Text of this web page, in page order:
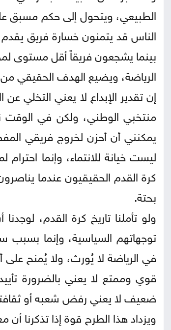
الطبيعي، ويتحول إلى حكم مسبق
الناس قد يتمنون خسارة فريق
بينما يشجعون فريقاً أقل مستوى
الرياضة، ويضيع الهدف الحقيقي من
إن تقدير الإبداع لا يعني التخلي
منتخبي الوطني، ولكن في الوقت
يمكنني أن أحزن لخروج فريقي
ليست خيانة للانتماء، وإنما
كرة القدم الحقيقيون عندما
بحتة.
ولو تأملنا تاريخ كرة القدم،
توجهاتهم السياسية، وإنما بسبب
في الرياضة لا يُورث، ولا يُمنح
قوي وممتع لا يعني بالضرورة
ضعيف لا يعني رفض شعبه أو
ويزداد هذا الطرح قوة إذا تذكرنا